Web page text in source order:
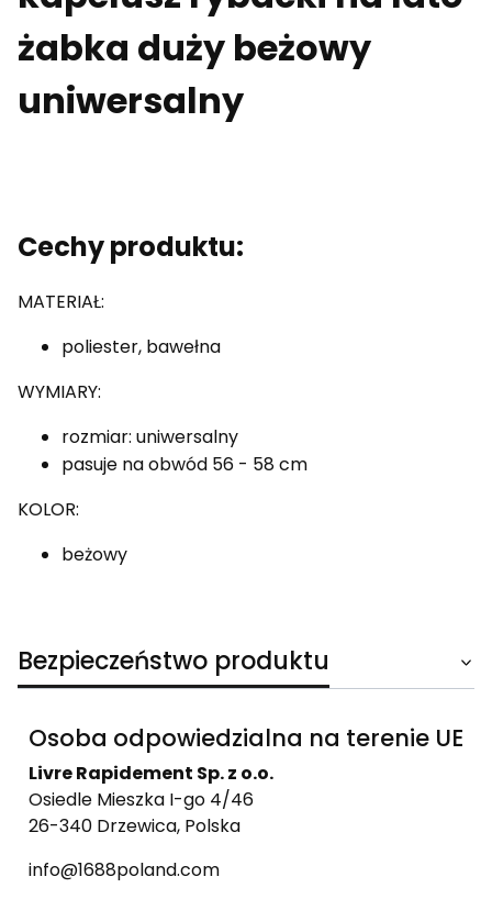
żabka duży beżowy
uniwersalny
Cechy produktu:
MATERIAŁ:
poliester, bawełna
WYMIARY:
rozmiar: uniwersalny
pasuje na obwód 56 - 58 cm
KOLOR:
beżowy
Bezpieczeństwo produktu
Osoba odpowiedzialna na terenie UE
Livre Rapidement Sp. z o.o.
Osiedle Mieszka I-go 4/46
26-340 Drzewica, Polska
info@1688poland.com